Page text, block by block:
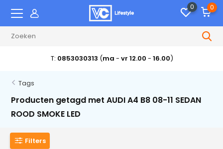
0 0
T: 0853030313 (ma - vr 12.00 - 16.00)
Tags
Producten getagd met AUDI A4 B8 08-11 SEDAN
ROOD SMOKE LED
Filters